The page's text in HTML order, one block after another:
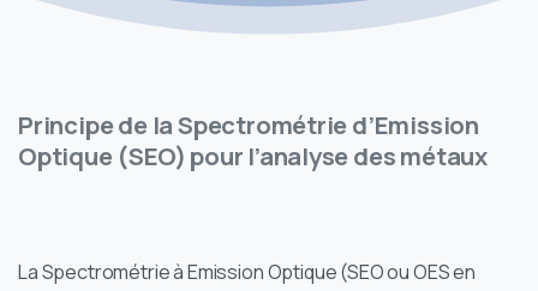
Principe de la Spectrométrie d’Emission
Optique (SEO) pour l’analyse des métaux
La Spectrométrie à Emission Optique (SEO ou OES en